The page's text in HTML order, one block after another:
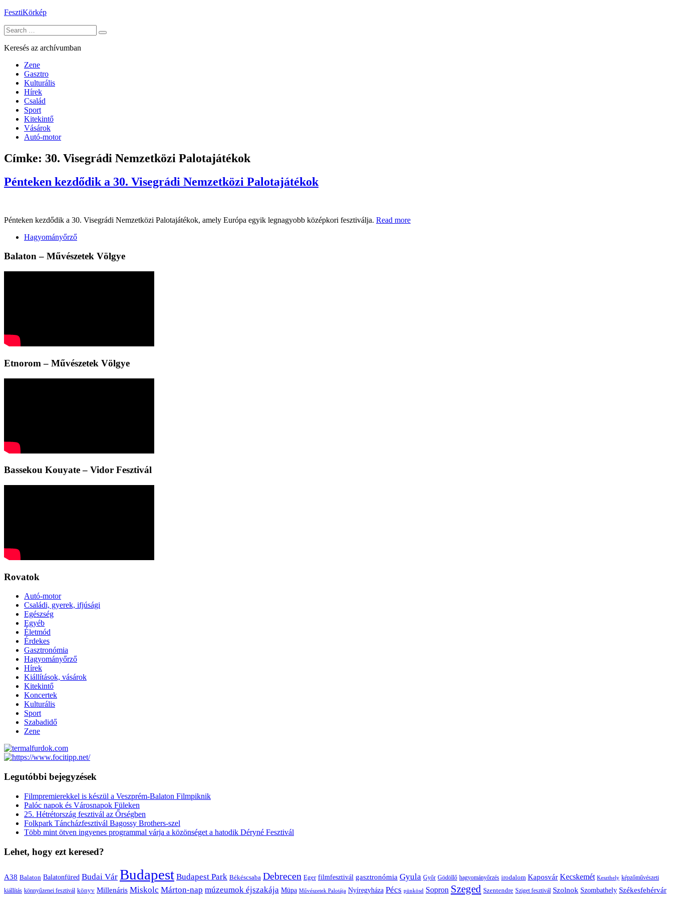
Skip
content
FesztiKörkép
Search
for:
Keresés az archívumban
Zene
Gasztro
Kulturális
Hírek
Család
Sport
Kitekintő
Vásárok
Autó-motor
Címke: 30. Visegrádi Nemzetközi Palotajátékok
Pénteken kezdődik a 30. Visegrádi Nemzetközi Palotajátékok
Pénteken kezdődik a 30. Visegrádi Nemzetközi Palotajátékok, amely Európa egyik legnagyobb középkori fesztiválja. Read more
Hagyományőrző
Balaton – Művészetek Völgye
Etnorom – Művészetek Völgye
Bassekou Kouyate – Vidor Fesztivál
Rovatok
Autó-motor
Családi, gyerek, ifjúsági
Egészség
Egyéb
Életmód
Érdekes
Gasztronómia
Hagyományőrző
Hírek
Kiállítások, vásárok
Kitekintő
Koncertek
Kulturális
Sport
Szabadidő
Zene
Legutóbbi bejegyzések
Filmpremierekkel is készül a Veszprém-Balaton Filmpiknik
Palóc napok és Városnapok Füleken
25. Hétrétország fesztivál az Őrségben
Folkpark Táncházfesztivál Bagossy Brothers-szel
Több mint ötven ingyenes programmal várja a közönséget a hatodik Déryné Fesztivál
Lehet, hogy ezt keresed?
A38 Balaton Balatonfüred Budai Vár Budapest Budapest Park Békéscsaba Debrecen Eger filmfesztivál gasztronómia Gyula Győr Gödöllő hagyományőrzés irodalom Kaposvár Kecskemét Keszthely képzőművészeti
kiállítás könnyűzenei fesztivál könyv Millenáris Miskolc Márton-nap múzeumok éjszakája Müpa Művészetek Palotája Nyíregyháza Pécs pünkösd Sopron Szeged Szentendre Sziget fesztivál Szolnok Szombathely Székesfehérvár